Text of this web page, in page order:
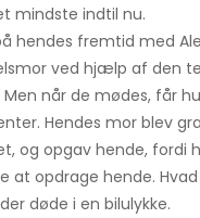
mindste indtil nu.
hendes fremtid med
ved hjælp af den
når de mødes, får
Hendes mor blev
og opgav hende, fordi
at opdrage hende.
døde i en bilulykke.